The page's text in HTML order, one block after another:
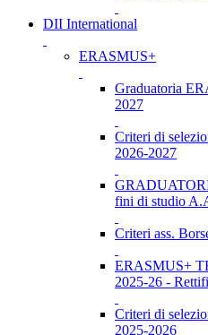
DII International
ERASMUS+
Graduatoria
2027
Criteri di
2026-2027
fini di studio
Criteri ass.
ERASMUS+
2025-26 -
Criteri di
2025-2026